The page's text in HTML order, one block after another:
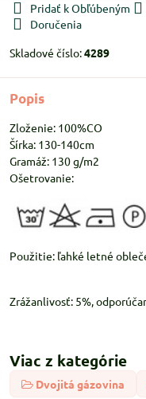
Pridať k Obľúbeným
Doručenia
Skladové číslo:4289
Popis
Zloženie: 100%CO
Šírka: 130-140cm
Gramáž: 130 g/m2
Ošetrovanie:
Použitie: ľahké
Zrážanlivosť: 5%,
Viac z kategórie
Dvojitá gázovina